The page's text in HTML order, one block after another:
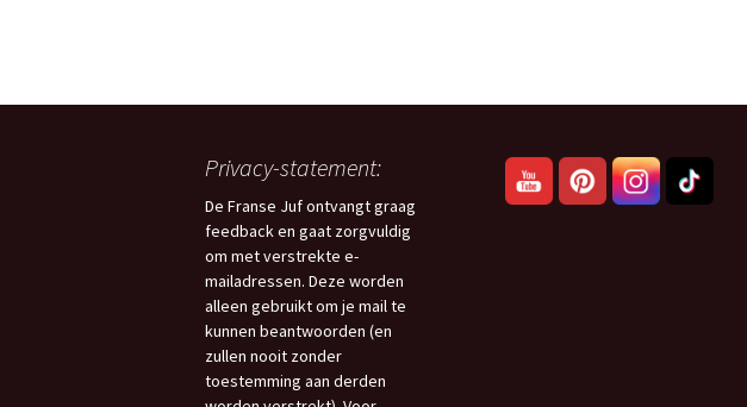
Privacy-statement:
De Franse Juf ontvangt graag
feedback en gaat zorgvuldig
om met verstrekte e-
mailadressen. Deze worden
alleen gebruikt om je mail te
kunnen beantwoorden (en
zullen nooit zonder
toestemming aan derden